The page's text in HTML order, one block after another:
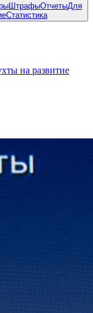
ШтрафыОтчетыДля
Статистика
на развитие